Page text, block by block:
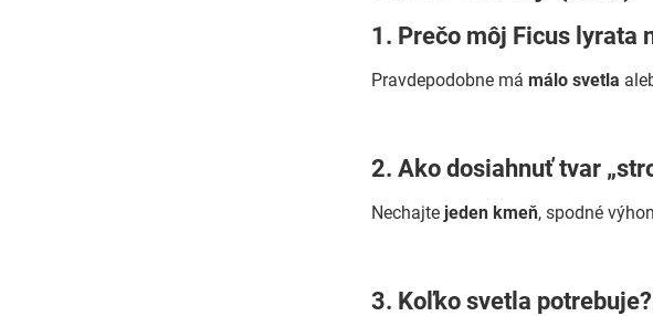
1. Prečo môj Ficus lyrata
Pravdepodobne mámálo svetla
2. Ako dosiahnuť tvar
Nechajte jeden kmeň, spodné
3. Koľko svetla potrebuje?